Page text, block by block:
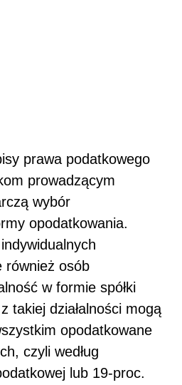
prawa podatkowego
prowadzącym
wybór
opodatkowania.
również osób
w formie spółki
takiej działalności mogą
opodatkowane
czyli według
lub 19-proc.